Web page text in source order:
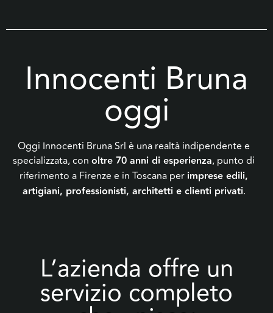
Innocenti Bruna
oggi
Oggi Innocenti Bruna Srl è una realtà indipendente e
specializzata, con oltre 70 anni di esperienza, punto di
riferimento a Firenze e in Toscana per imprese edili,
artigiani, professionisti, architetti e clienti privati.
L’azienda offre un
servizio completo